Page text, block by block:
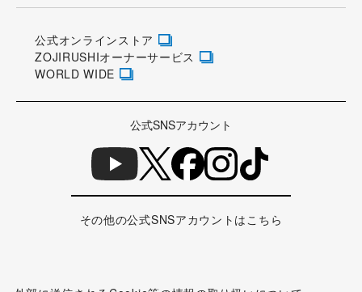
公式オンラインストア
ZOJIRUSHIオーナーサービス
WORLD WIDE
公式SNSアカウント
その他の公式SNSアカウントはこちら